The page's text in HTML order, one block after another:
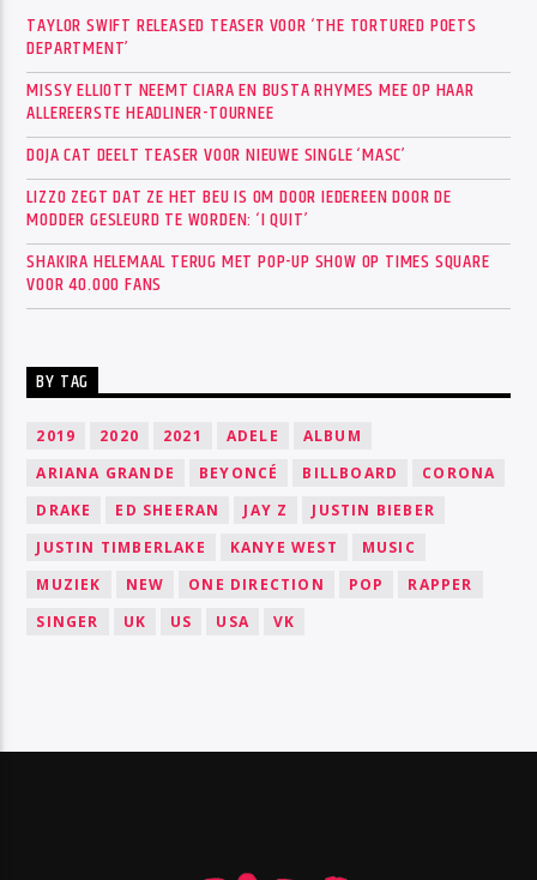
TAYLOR SWIFT RELEASED TEASER VOOR ‘THE TORTURED POETS
DEPARTMENT’
MISSY ELLIOTT NEEMT CIARA EN BUSTA RHYMES MEE OP HAAR
ALLEREERSTE HEADLINER-TOURNEE
DOJA CAT DEELT TEASER VOOR NIEUWE SINGLE ‘MASC’
LIZZO ZEGT DAT ZE HET BEU IS OM DOOR IEDEREEN DOOR DE
MODDER GESLEURD TE WORDEN: ‘I QUIT’
SHAKIRA HELEMAAL TERUG MET POP-UP SHOW OP TIMES SQUARE
VOOR 40.000 FANS
BY TAG
2019 2020 2021 ADELE
ALBUM
ARIANA GRANDE
BEYONCÉ BILLBOARD
CORONA
DRAKE
ED SHEERAN JAY Z
JUSTIN BIEBER
JUSTIN TIMBERLAKE
KANYE WEST
MUSIC
MUZIEK
NEW ONE DIRECTION POP
RAPPER
SINGER
UK US USA VK